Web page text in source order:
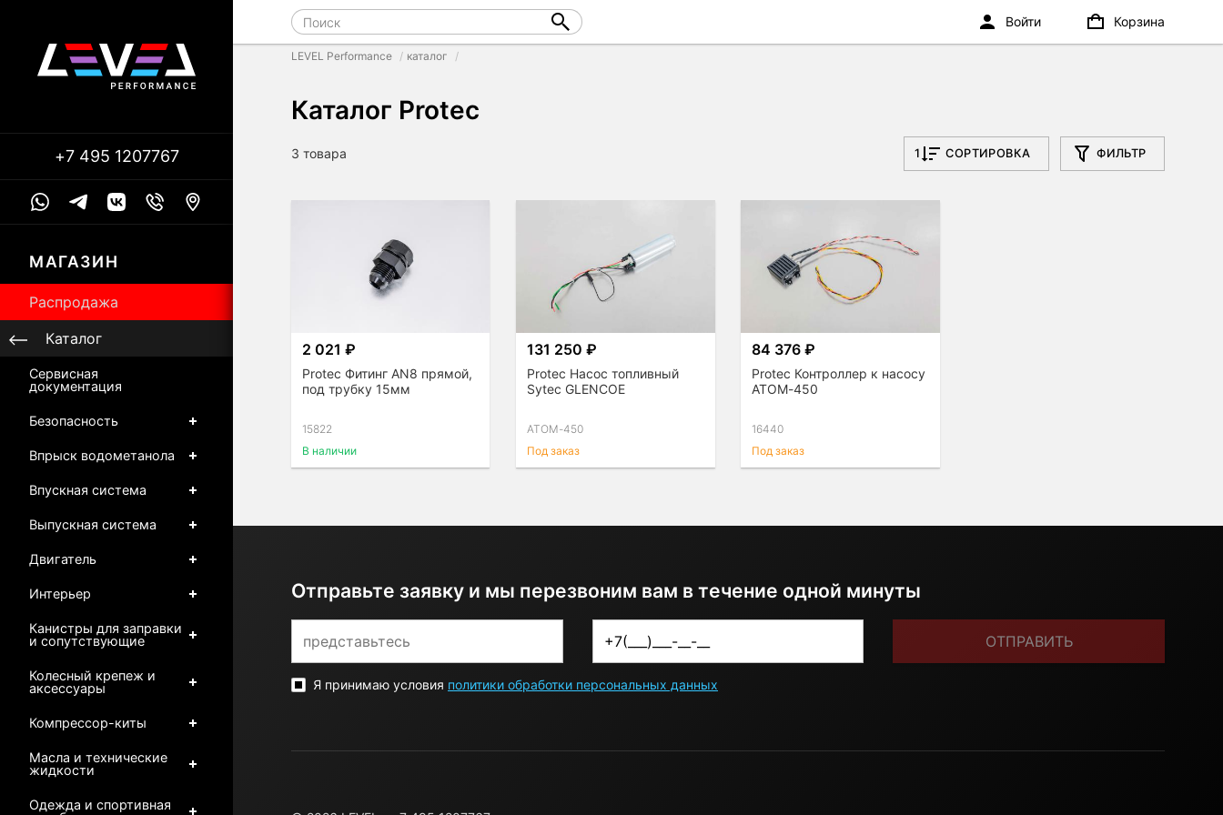
LEVEL Performance каталог
Каталог Protec
3 товара 1 СОРТИРОВКА ФИЛЬТР
2 021 ₽
Protec Фитинг AN8 прямой,
под трубку 15мм
15822
В наличии
131 250 ₽
Protec Насос топливный
Sytec GLENCOE
ATOM-450
Под заказ
84 376 ₽
Protec Контроллер к насосу
ATOM-450
16440
Под заказ
Отправьте заявку и мы перезвоним вам в течение одной минуты
ОТПРАВИТЬ
Я принимаю условия политики обработки персональных данных
+7 495 1207767
МАГАЗИН
Распродажа
Каталог
Сервисная
документация
Безопасность
Впрыск водометанола
Впускная система
Выпускная система
Двигатель
Интерьер
Канистры для заправки
и сопутствующие
Колесный крепеж и
аксессуары
Компрессор-киты
Масла и технические
жидкости
Одежда и спортивная
Войти Корзина